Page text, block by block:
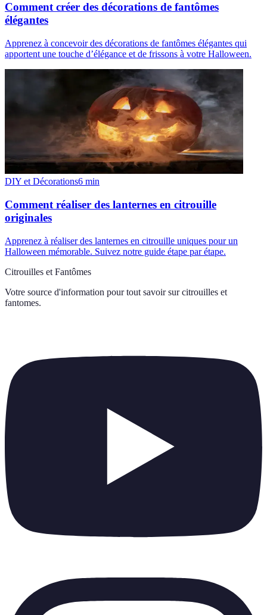
Comment créer des décorations de fantômes
élégantes
Apprenez à concevoir des décorations de fantômes élégantes qui
apportent une touche d’élégance et de frissons à votre Halloween.
DIY et Décorations6 min
Comment réaliser des lanternes en citrouille
originales
Apprenez à réaliser des lanternes en citrouille uniques pour un
Halloween mémorable. Suivez notre guide étape par étape.
Citrouilles et Fantômes
Votre source d'information pour tout savoir sur citrouilles et
fantomes.